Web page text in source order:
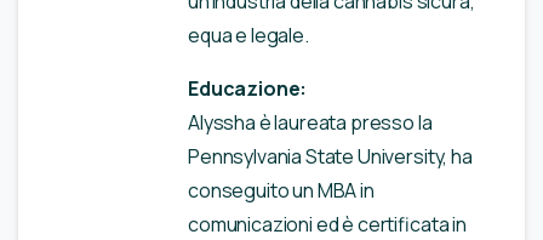
equa e legale.
Educazione:
Alyssha è laureata presso la
Pennsylvania State University, ha
conseguito un MBA in
comunicazioni ed è certificata in